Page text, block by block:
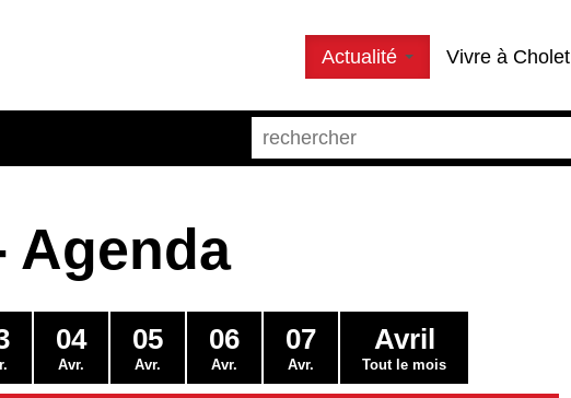
Actualité Vivre à Cholet
Agenda
04
Avr.
05
Avr.
06
Avr.
07
Avr.
Avril
Tout le mois